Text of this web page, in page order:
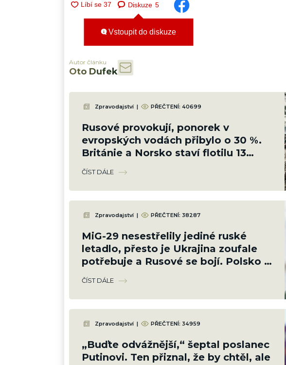
Diskuze 5
Vstoupit do diskuze
Autor článku
Oto Dufek
Zpravodajství | PŘEČTENÍ: 40699
Rusové provokují, ponorek v
evropských vodách přibylo o 30 %.
Británie a Norsko staví flotilu 13
fregat, která je bude lovit
ČÍST DÁLE
Zpravodajství | PŘEČTENÍ: 38287
MiG-29 nesestřelily jediné ruské
letadlo, přesto je Ukrajina zoufale
potřebuje a Rusové se bojí. Polsko jí
pošle své poslední
ČÍST DÁLE
Zpravodajství | PŘEČTENÍ: 34959
„Buďte odvážnější,“ šeptal poslanec
Putinovi. Ten přiznal, že by chtěl, ale